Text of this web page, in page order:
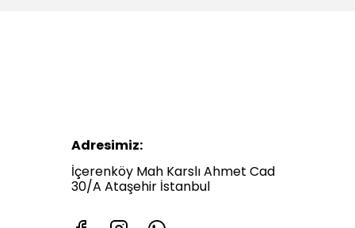
Adresimiz:
İçerenköy Mah Karslı Ahmet Cad
30/A Ataşehir İstanbul